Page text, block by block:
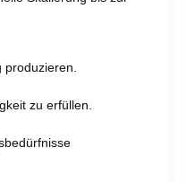
zu erfüllen.